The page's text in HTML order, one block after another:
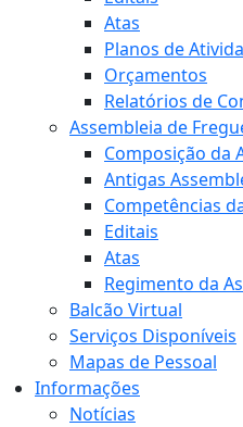
Atas
Planos de
Orçamentos
Relatórios de
Assembleia de
Composição da
Antigas
Competências
Editais
Atas
Regimento da
Balcão Virtual
Serviços Disponíveis
Mapas de Pessoal
Informações
Notícias